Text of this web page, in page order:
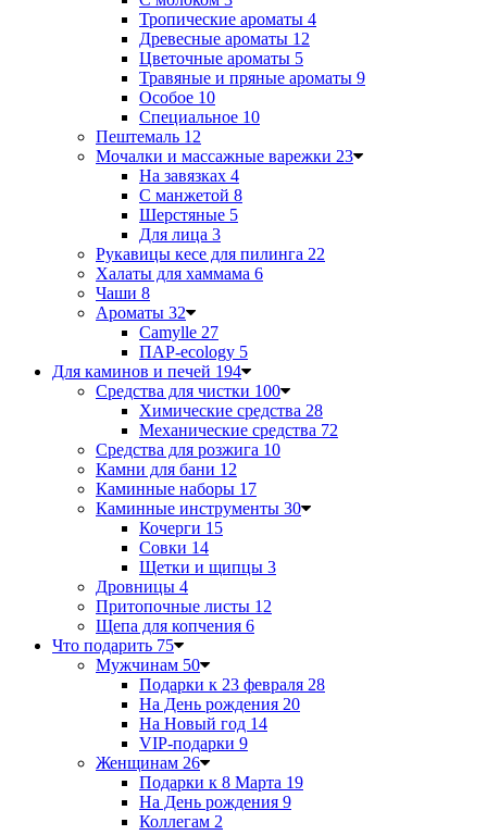
Тропические ароматы 4
Древесные ароматы 12
Цветочные ароматы 5
Травяные и пряные ароматы 9
Особое 10
Специальное 10
Пештемаль 12
Мочалки и массажные варежки 23
На завязках 4
С манжетой 8
Шерстяные 5
Для лица 3
Рукавицы кесе для пилинга 22
Халаты для хаммама 6
Чаши 8
Ароматы 32
Camylle 27
ПАР-ecology 5
Для каминов и печей 194
Средства для чистки 100
Химические средства 28
Механические средства 72
Средства для розжига 10
Камни для бани 12
Каминные наборы 17
Каминные инструменты 30
Кочерги 15
Совки 14
Щетки и щипцы 3
Дровницы 4
Притопочные листы 12
Щепа для копчения 6
Что подарить 75
Мужчинам 50
Подарки к 23 февраля 28
На День рождения 20
На Новый год 14
VIP-подарки 9
Женщинам 26
Подарки к 8 Марта 19
На День рождения 9
Коллегам 2